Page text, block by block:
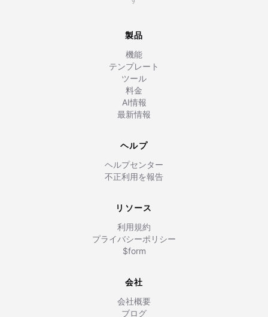
製品
機能
テンプレート
ツール
料金
AI情報
最新情報
ヘルプ
ヘルプセンター
不正利用を報告
リソース
利用規約
プライバシーポリシー
$form
会社
会社概要
ブログ